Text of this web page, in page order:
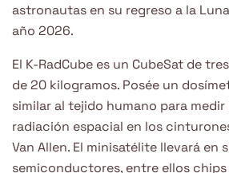
astronautas en su regreso a la
año 2026.
El K-RadCube es un CubeSat de
de 20 kilogramos. Posée un
similar al tejido humano para medir
radiación espacial en los
Van Allen. El minisatélite llevará
semiconductores, entre ellos chips